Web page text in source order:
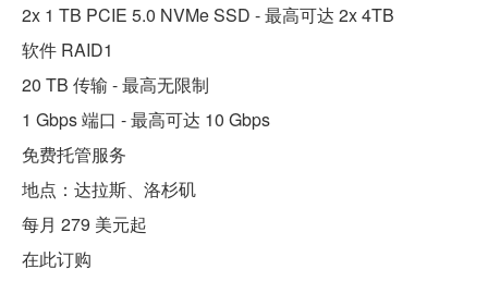
2x 1 TB PCIE 5.0 NVMe SSD - 最高可达 2x 4TB
软件 RAID1
20 TB 传输 - 最高无限制
1 Gbps 端口 - 最高可达 10 Gbps
免费托管服务
地点：达拉斯、洛杉矶
每月 279 美元起
在此订购